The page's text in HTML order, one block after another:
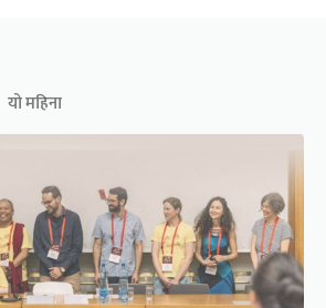
यो महिना